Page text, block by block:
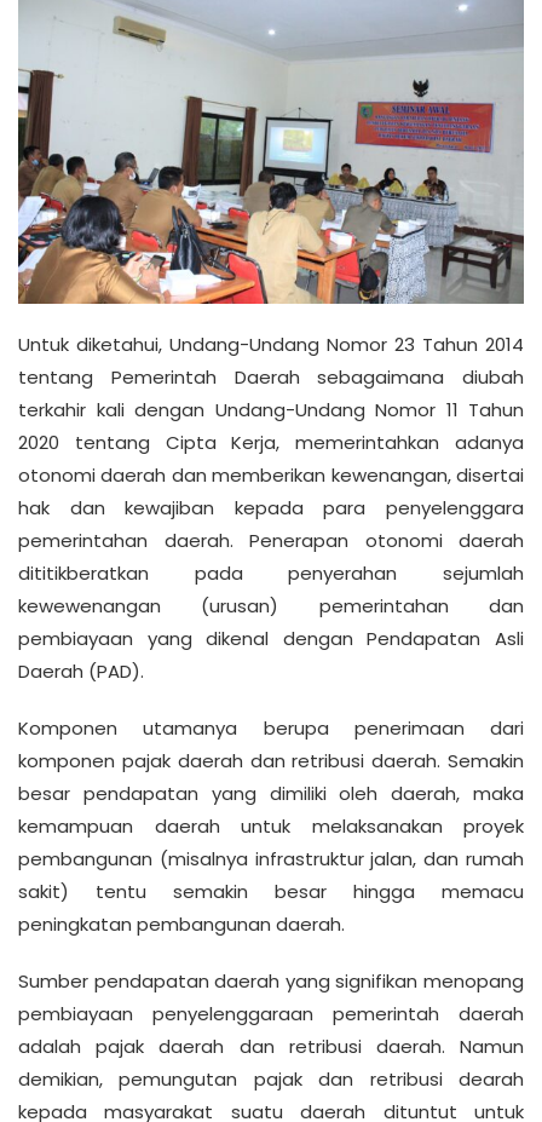
Untuk diketahui, Undang-Undang Nomor 23 Tahun 2014
tentang Pemerintah Daerah sebagaimana diubah
terkahir kali dengan Undang-Undang Nomor 11 Tahun
2020 tentang Cipta Kerja, memerintahkan adanya
otonomi daerah dan memberikan kewenangan, disertai
hak dan kewajiban kepada para penyelenggara
pemerintahan daerah. Penerapan otonomi daerah
dititikberatkan pada penyerahan sejumlah
kewewenangan (urusan) pemerintahan dan
pembiayaan yang dikenal dengan Pendapatan Asli
Daerah (PAD).
Komponen utamanya berupa penerimaan dari
komponen pajak daerah dan retribusi daerah. Semakin
besar pendapatan yang dimiliki oleh daerah, maka
kemampuan daerah untuk melaksanakan proyek
pembangunan (misalnya infrastruktur jalan, dan rumah
sakit) tentu semakin besar hingga memacu
peningkatan pembangunan daerah.
Sumber pendapatan daerah yang signifikan menopang
pembiayaan penyelenggaraan pemerintah daerah
adalah pajak daerah dan retribusi daerah. Namun
demikian, pemungutan pajak dan retribusi dearah
kepada masyarakat suatu daerah dituntut untuk